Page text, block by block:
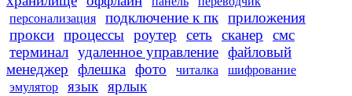
персонализация
подключение к пк приложения
прокси процессы роутер сеть сканер
смс
терминал удаленное управление файловый
менеджер
флешка фото читалка
шифрование
эмулятор
язык ярлык